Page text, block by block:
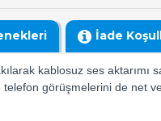
İade
kablosuz ses aktarımı
görüşmelerini de net